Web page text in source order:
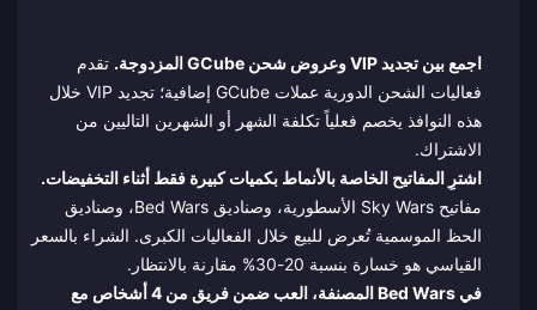
اجمع بين تجديد VIP وعروض شحن GCube المزدوجة.
تقدم
فعاليات الشحن الدورية عملات GCube إضافية؛ تجديد VIP خلال
هذه النوافذ يخصم فعلياً تكلفة الشهر أو الشهرين التاليين من
الاشتراك.
اشترِ المفاتيح الخاصة بالأنماط بكميات كبيرة فقط أثناء التخفيضات.
مفاتيح Sky Wars الأسطورية، وصناديق Bed Wars، وصناديق
الحظ الموسمية تُعرض للبيع خلال الفعاليات الكبرى. الشراء بالسعر
القياسي هو خسارة بنسبة 20-30% مقارنة بالانتظار.
في Bed Wars المصنفة، العب ضمن فريق من 4 أشخاص مع